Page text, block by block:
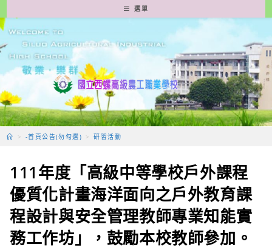
轉
至
要
容
選單
> -首頁公告(勿勾選) > 研習活動
111年度「高級中等學校戶外課程
優質化計畫海洋面向之戶外教育課
程設計與安全管理教師專業知能實
務工作坊」，鼓勵本校教師參加。